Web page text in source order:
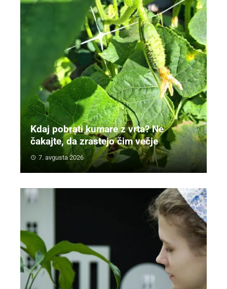
Kdaj pobrati kumare z vrta? Ne
čakajte, da zrastejo čim večje
7. avgusta 2026